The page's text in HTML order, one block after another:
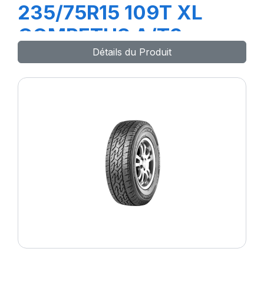
235/75R15 109T XL
COMPETUS A/T3
Détails du Produit